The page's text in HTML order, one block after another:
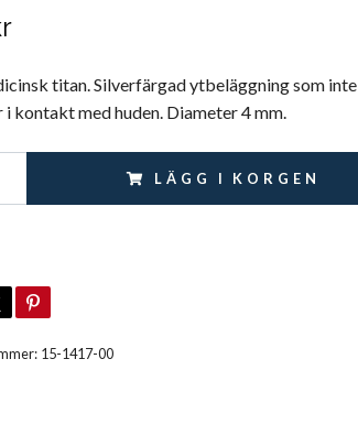
titan. Silverfärgad ytbeläggning som inte
i kontakt med huden. Diameter 4 mm.
LÄGG I KORGEN
15-1417-00